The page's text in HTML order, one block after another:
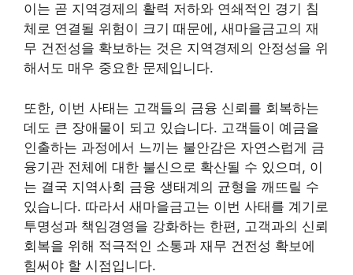
이는 곧 지역경제의 활력 저하와 연쇄적인 경기 침
체로 연결될 위험이 크기 때문에, 새마을금고의 재
무 건전성을 확보하는 것은 지역경제의 안정성을 위
해서도 매우 중요한 문제입니다.
또한, 이번 사태는 고객들의 금융 신뢰를 회복하는
데도 큰 장애물이 되고 있습니다. 고객들이 예금을
인출하는 과정에서 느끼는 불안감은 자연스럽게 금
융기관 전체에 대한 불신으로 확산될 수 있으며, 이
는 결국 지역사회 금융 생태계의 균형을 깨뜨릴 수
있습니다. 따라서 새마을금고는 이번 사태를 계기로
투명성과 책임경영을 강화하는 한편, 고객과의 신뢰
회복을 위해 적극적인 소통과 재무 건전성 확보에
힘써야 할 시점입니다.